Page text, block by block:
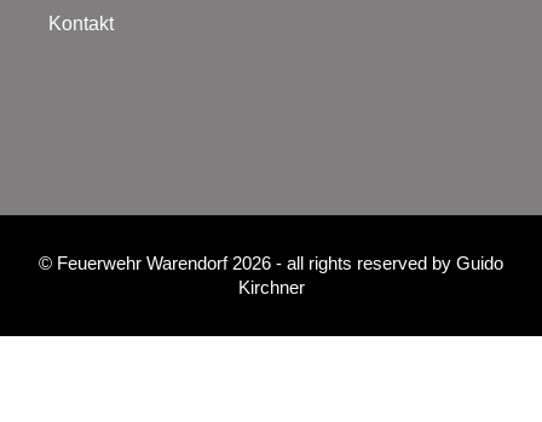
Kontakt
© Feuerwehr Warendorf 2026 - all rights reserved by Guido
Kirchner